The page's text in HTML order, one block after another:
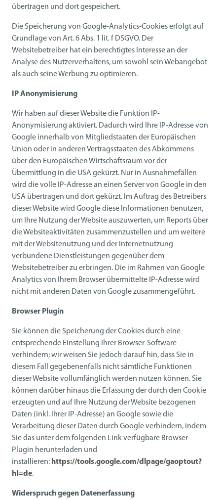
übertragen und dort gespeichert.
Die Speicherung von Google-Analytics-Cookies erfolgt auf
Grundlage von Art. 6 Abs. 1 lit. f DSGVO. Der
Websitebetreiber hat ein berechtigtes Interesse an der
Analyse des Nutzerverhaltens, um sowohl sein Webangebot
als auch seine Werbung zu optimieren.
IP Anonymisierung
Wir haben auf dieser Website die Funktion IP-
Anonymisierung aktiviert. Dadurch wird Ihre IP-Adresse von
Google innerhalb von Mitgliedstaaten der Europäischen
Union oder in anderen Vertragsstaaten des Abkommens
über den Europäischen Wirtschaftsraum vor der
Übermittlung in die USA gekürzt. Nur in Ausnahmefällen
wird die volle IP-Adresse an einen Server von Google in den
USA übertragen und dort gekürzt. Im Auftrag des Betreibers
dieser Website wird Google diese Informationen benutzen,
um Ihre Nutzung der Website auszuwerten, um Reports über
die Websiteaktivitäten zusammenzustellen und um weitere
mit der Websitenutzung und der Internetnutzung
verbundene Dienstleistungen gegenüber dem
Websitebetreiber zu erbringen. Die im Rahmen von Google
Analytics von Ihrem Browser übermittelte IP-Adresse wird
nicht mit anderen Daten von Google zusammengeführt.
Browser Plugin
Sie können die Speicherung der Cookies durch eine
entsprechende Einstellung Ihrer Browser-Software
verhindern; wir weisen Sie jedoch darauf hin, dass Sie in
diesem Fall gegebenenfalls nicht sämtliche Funktionen
dieser Website vollumfänglich werden nutzen können. Sie
können darüber hinaus die Erfassung der durch den Cookie
erzeugten und auf Ihre Nutzung der Website bezogenen
Daten (inkl. Ihrer IP-Adresse) an Google sowie die
Verarbeitung dieser Daten durch Google verhindern, indem
Sie das unter dem folgenden Link verfügbare Browser-
Plugin herunterladen und
installieren: https://tools.google.com/dlpage/gaoptout?
hl=de.
Widerspruch gegen Datenerfassung